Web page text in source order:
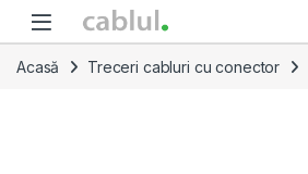
Skip to navigation
Skip to content
Acasă Treceri cabluri cu conector